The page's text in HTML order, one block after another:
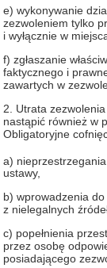
e) wykonywanie
zezwoleniem tylko
i wyłącznie w
f) zgłaszanie
faktycznego i
zawartych w
2. Utrata
nastąpić również w
Obligatoryjne
a)
ustawy,
b) wprowadzenia
z nielegalnych
c) popełnienia
przez osobę
posiadającego